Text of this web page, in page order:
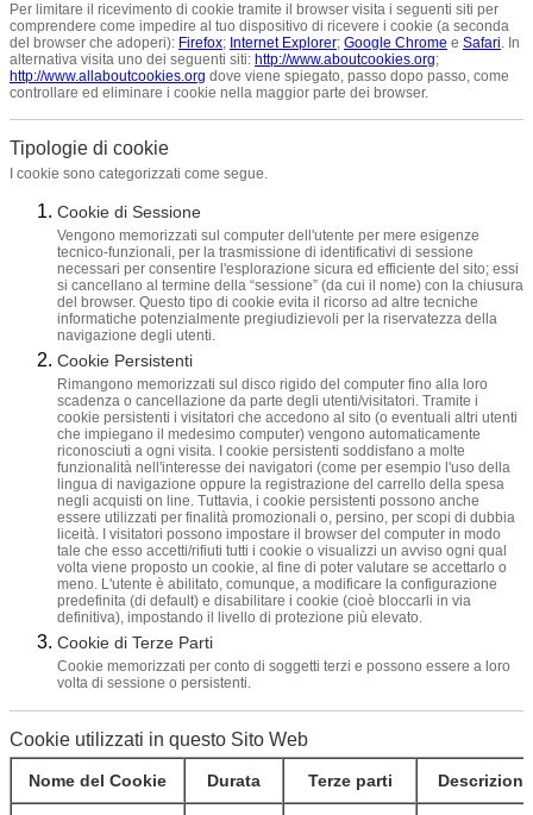
Per limitare il ricevimento di cookie tramite il browser visita i seguenti siti per
comprendere come impedire al tuo dispositivo di ricevere i cookie (a seconda
del browser che adoperi): Firefox; Internet Explorer; Google Chrome e Safari. In
alternativa visita uno dei seguenti siti: http://www.aboutcookies.org;
http://www.allaboutcookies.org dove viene spiegato, passo dopo passo, come
controllare ed eliminare i cookie nella maggior parte dei browser.
Tipologie di cookie
I cookie sono categorizzati come segue.
Cookie di Sessione
Vengono memorizzati sul computer dell'utente per mere esigenze
tecnico-funzionali, per la trasmissione di identificativi di sessione
necessari per consentire l'esplorazione sicura ed efficiente del sito; essi
si cancellano al termine della “sessione” (da cui il nome) con la chiusura
del browser. Questo tipo di cookie evita il ricorso ad altre tecniche
informatiche potenzialmente pregiudizievoli per la riservatezza della
navigazione degli utenti.
Cookie Persistenti
Rimangono memorizzati sul disco rigido del computer fino alla loro
scadenza o cancellazione da parte degli utenti/visitatori. Tramite i
cookie persistenti i visitatori che accedono al sito (o eventuali altri utenti
che impiegano il medesimo computer) vengono automaticamente
riconosciuti a ogni visita. I cookie persistenti soddisfano a molte
funzionalità nell'interesse dei navigatori (come per esempio l'uso della
lingua di navigazione oppure la registrazione del carrello della spesa
negli acquisti on line. Tuttavia, i cookie persistenti possono anche
essere utilizzati per finalità promozionali o, persino, per scopi di dubbia
liceità. I visitatori possono impostare il browser del computer in modo
tale che esso accetti/rifiuti tutti i cookie o visualizzi un avviso ogni qual
volta viene proposto un cookie, al fine di poter valutare se accettarlo o
meno. L'utente è abilitato, comunque, a modificare la configurazione
predefinita (di default) e disabilitare i cookie (cioè bloccarli in via
definitiva), impostando il livello di protezione più elevato.
Cookie di Terze Parti
Cookie memorizzati per conto di soggetti terzi e possono essere a loro
volta di sessione o persistenti.
Cookie utilizzati in questo Sito Web
Nome del Cookie Durata Terze parti Descrizione